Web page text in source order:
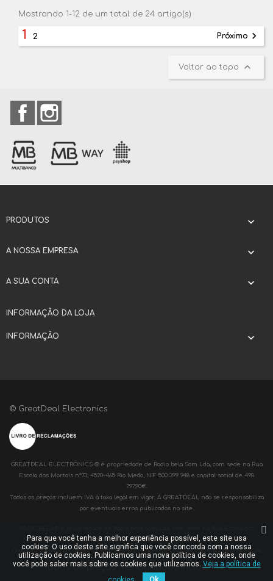
Mostrando 1-12 de um total de 24 artigo(s)
1 2 Próximo 
Voltar ao topo 
Facebook
PRODUTOS 
A NOSSA EMPRESA 
A SUA CONTA 
INFORMAÇÃO DA LOJA
INFORMAÇÃO 
© GreatDeal Electronics
GREATDEAL ELECTRONICS ® é propriedade de Radio bela Som Lda, com sede na Rua
Escola dos Mortais nº73, 4520-465 Rio Meão, NIF 500 399 948 e capital social de 498
797,90€.
Todos os preços incluem IVA à taxa legal em vigor. A GREATDEAL não se responsabiliza
por eventuais erros publicados no site.
Mortais nº73, 4520-465 Rio Meão, NIF 500 399 948 e capital social de 498 797,90€.
O acesso a www.radiobelaonline.pt destina-se apenas a clientes da Radiobela Som Lda
Todos os preços mencionados incluem IVA
Para que você tenha a melhor experiência possível, este site usa
cookies. O uso deste site significa que você concorda com a nossa
utilização de cookies. Publicamos uma nova política de cookies, onde
você pode saber mais sobre os cookies que utilizamos. Veja a política de